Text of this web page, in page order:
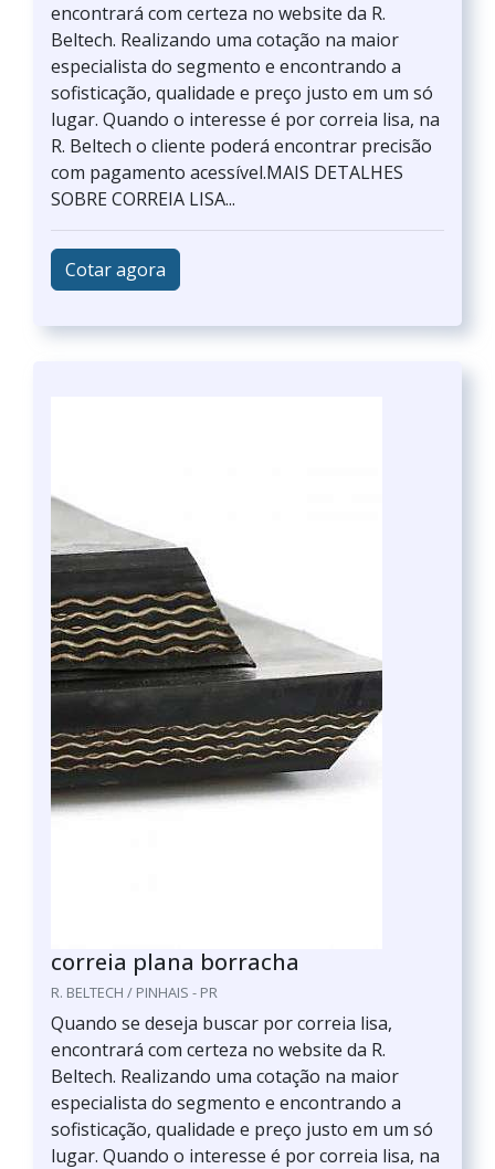
encontrará com certeza no website da R.
Beltech. Realizando uma cotação na maior
especialista do segmento e encontrando a
sofisticação, qualidade e preço justo em um só
lugar. Quando o interesse é por correia lisa, na
R. Beltech o cliente poderá encontrar precisão
com pagamento acessível.MAIS DETALHES
SOBRE CORREIA LISA...
Cotar agora
correia plana borracha
R. BELTECH / PINHAIS - PR
Quando se deseja buscar por correia lisa,
encontrará com certeza no website da R.
Beltech. Realizando uma cotação na maior
especialista do segmento e encontrando a
sofisticação, qualidade e preço justo em um só
lugar. Quando o interesse é por correia lisa, na